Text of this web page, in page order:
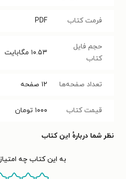
فرمت کتاب PDF
حجم فایل
کتاب
۱۰.۵۳ مگابایت
تعداد صفحه‌ها ۱۲ صفحه
قیمت کتاب ۱۰۰۰ تومان
نظر شما دربارهٔ این کتاب
به این کتاب چه